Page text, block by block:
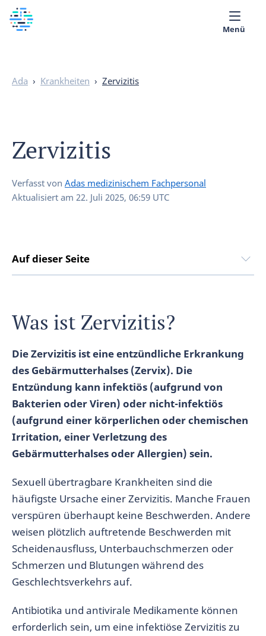
Menü
Ada › Krankheiten › Zervizitis
Zervizitis
Verfasst von Adas medizinischem Fachpersonal
Aktualisiert am 22. Juli 2025, 06:59 UTC
Auf dieser Seite
Was ist Zervizitis?
Die Zervizitis ist eine entzündliche Erkrankung
des Gebärmutterhalses (Zervix). Die
Entzündung kann infektiös (aufgrund von
Bakterien oder Viren) oder nicht-infektiös
(aufgrund einer körperlichen oder chemischen
Irritation, einer Verletzung des
Gebärmutterhalses oder Allergien) sein.
Sexuell übertragbare Krankheiten sind die
häufigste Ursache einer Zervizitis. Manche Frauen
verspüren überhaupt keine Beschwerden. Andere
weisen plötzlich auftretende Beschwerden mit
Scheidenausfluss, Unterbauchschmerzen oder
Schmerzen und Blutungen während des
Geschlechtsverkehrs auf.
Antibiotika und antivirale Medikamente können
erforderlich sein, um eine infektiöse Zervizitis zu